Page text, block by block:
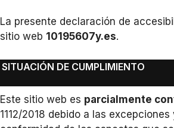
La presente declaración de
sitio web 10195607y.es.
SITUACIÓN DE CUMPLIMIENTO
Este sitio web es parcialmente
1112/2018 debido a las